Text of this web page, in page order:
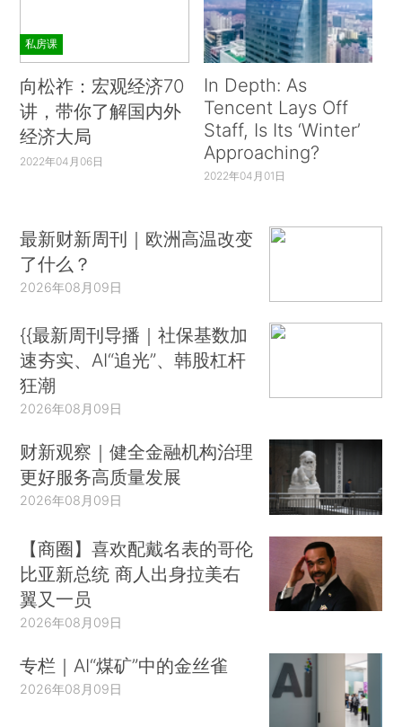
私房课
向松祚：宏观经济70
讲，带你了解国内外
经济大局
2022年04月06日
In Depth: As
Tencent Lays Off
Staff, Is Its ‘Winter’
Approaching?
2022年04月01日
最新财新周刊｜欧洲高温改变
了什么？
2026年08月09日
{{最新周刊导播｜社保基数加
速夯实、AI“追光”、韩股杠杆
狂潮
2026年08月09日
财新观察｜健全金融机构治理
更好服务高质量发展
2026年08月09日
【商圈】喜欢配戴名表的哥伦
比亚新总统 商人出身拉美右
翼又一员
2026年08月09日
专栏｜AI“煤矿”中的金丝雀
2026年08月09日